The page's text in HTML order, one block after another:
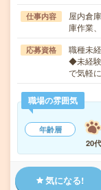
仕事内容
屋内倉
庫作業
応募資格
職種未
◆未経験
で気軽
職場の雰囲気
年齢層
20代
気になる!